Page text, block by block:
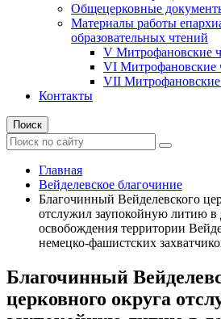
Общецерковные
Материалы работы
образовательных чтений
V Митрофановские
VI Митрофановские
VII Митрофановские
Контакты
Поиск
Главная
Вейделевское благочиние
Благочинный Вейделевского
отслужил заупокойную литию
освобождения территории
немецко-фашистских
Благочинный
церковного округа